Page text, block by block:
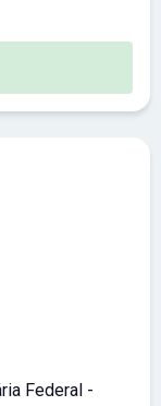
Federal -